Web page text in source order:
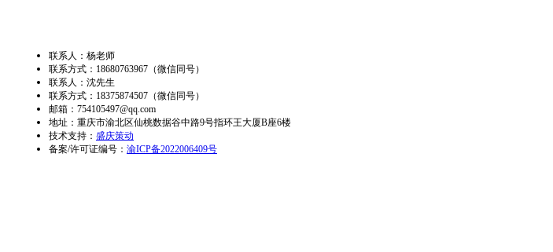
联系人：杨老师
联系方式：18680763967（微信同号）
联系人：沈先生
联系方式：18375874507 （微信同号）
邮箱：754105497@qq.com
地址：重庆市渝北区仙桃数据谷中路9号指环王大厦B座6楼
技术支持： 盛庆策动
备案/许可证编号： 渝ICP备2022006409号